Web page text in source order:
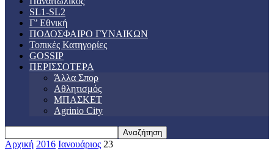
SL1-SL2
Γ’ Εθνική
ΠΟΔΟΣΦΑΙΡΟ ΓΥΝΑΙΚΩΝ
Τοπικές Κατηγορίες
GOSSIP
ΠΕΡΙΣΣΟΤΕΡΑ
Άλλα Σπορ
Αθλητισμός
ΜΠΑΣΚΕΤ
Agrinio City
Αρχική 2016 Ιανουάριος 23